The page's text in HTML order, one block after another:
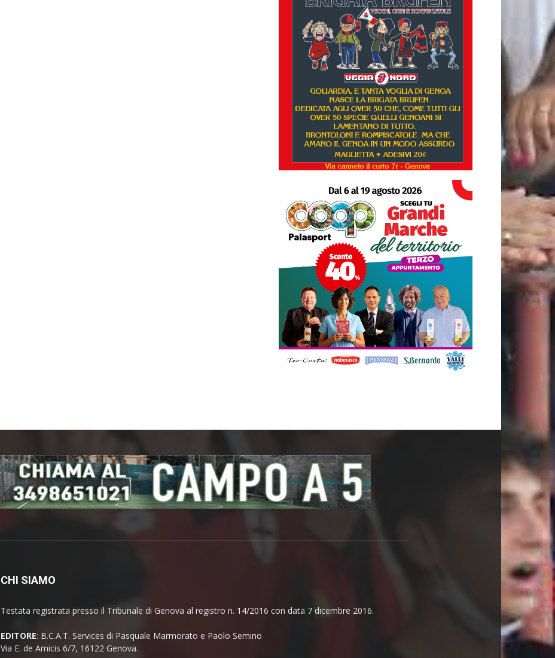
CHI SIAMO
Testata registrata presso il Tribunale di Genova al registro n. 14/2016 con data 7 dicembre 2016.
EDITORE: B.C.A.T. Services di Pasquale Marmorato e Paolo Semino
Via E. de Amicis 6/7, 16122 Genova.